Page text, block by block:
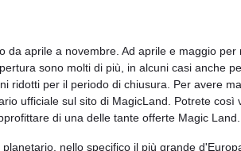
da aprile a novembre. Ad aprile e maggio
sono molti di più, in alcuni casi anche
ridotti per il periodo di chiusura. Per avere
ufficiale sul sito di MagicLand. Potrete così
di una delle tante offerte Magic Land.
nello specifico il più grande